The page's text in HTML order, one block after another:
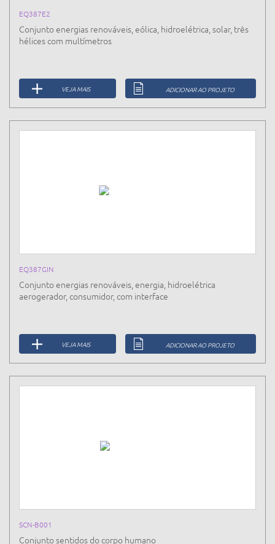
EQ387E2
Conjunto energias renováveis, eólica, hidroelétrica, solar, três
hélices com multímetros
VEJA MAIS ADICIONAR AO PROJETO
EQ387GIN
Conjunto energias renováveis, energia, hidroelétrica
aerogerador, consumidor, com interface
VEJA MAIS ADICIONAR AO PROJETO
SCN-B001
Conjunto sentidos do corpo humano